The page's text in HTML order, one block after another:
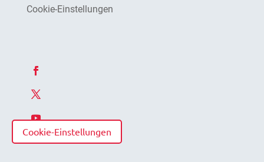
Cookie-Einstellungen
Cookie-Einstellungen